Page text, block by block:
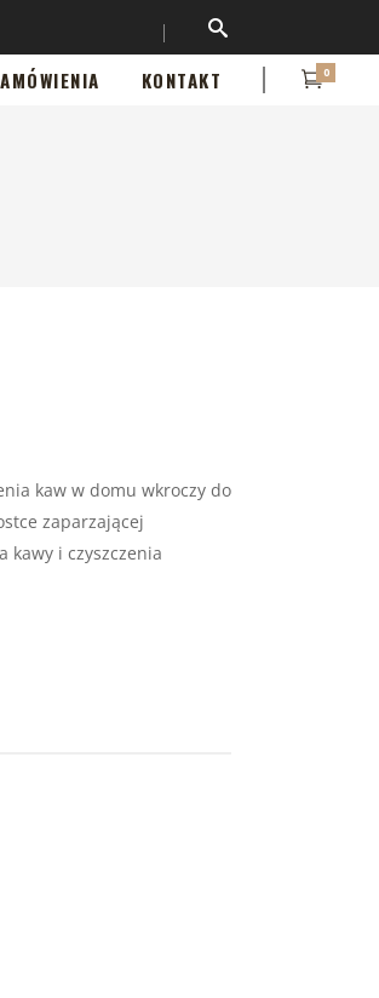
KONTAKT 0
kaw w domu wkroczy do
zaparzającej
kawy i czyszczenia